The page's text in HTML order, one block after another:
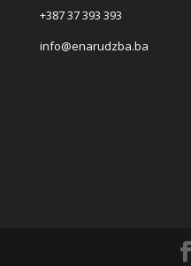
+387 37 393 393
info@enarudzba.ba